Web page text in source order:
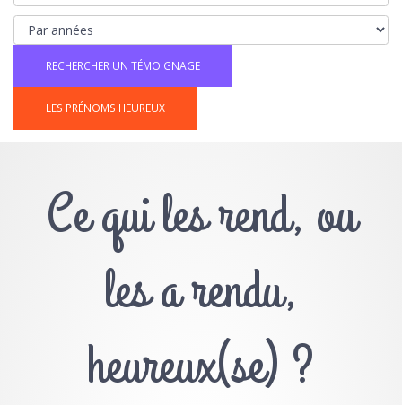
LES PRÉNOMS HEUREUX
Ce qui les rend, ou
les a rendu,
heureux(se) ?